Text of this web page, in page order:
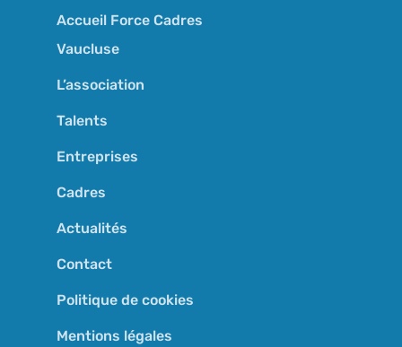
Accueil Force Cadres
Vaucluse
L’association
Talents
Entreprises
Cadres
Actualités
Contact
Politique de cookies
Mentions légales